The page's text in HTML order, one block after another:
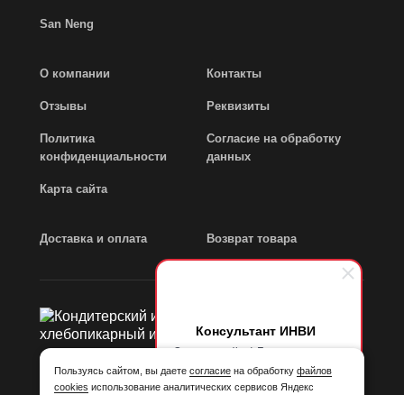
Консультант ИНВИ
Здравствуйте! Готовы помочь
вам. Напишите мне, если у
вас появятся вопросы.
San Neng
О компании Контакты
Отзывы Реквизиты
Политика
конфиденциальности
Согласие на обработку
данных
Карта сайта
Доставка и оплата Возврат товара
Пользуясь сайтом, вы даете согласие на обработку файлов
cookies использование аналитических сервисов Яндекс